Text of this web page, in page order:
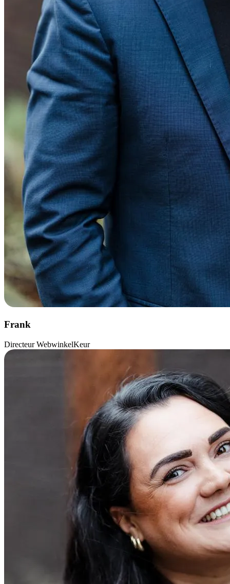
Frank
Directeur WebwinkelKeur